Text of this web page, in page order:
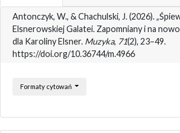
Antonczyk, W., & Chachulski, J. (2026).
Elsnerowskiej Galatei. Zapomniany i na
dla Karoliny Elsner. Muzyka, 71(2), 23–49.
https://doi.org/10.36744/m.4966
Formaty cytowań